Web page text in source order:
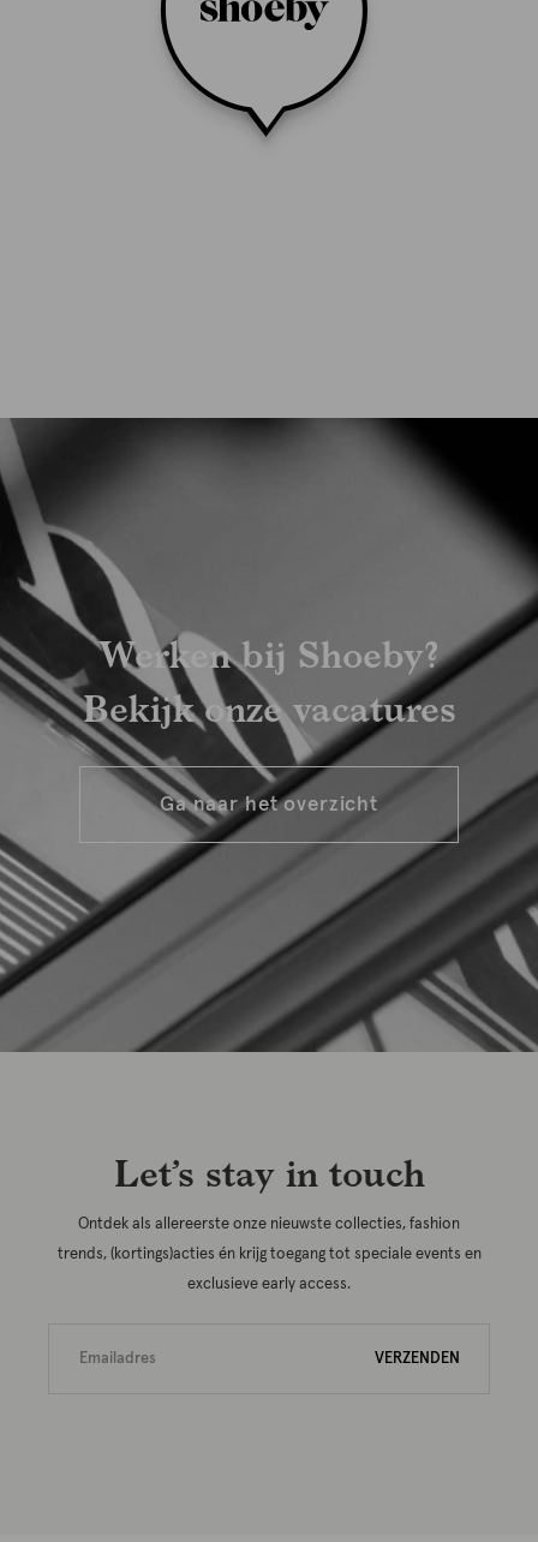
Werken bij Shoeby?
Bekijk onze vacatures
Ga naar het overzicht
Let’s stay in touch
Ontdek als allereerste onze nieuwste collecties, fashion
trends, (kortings)acties én krijg toegang tot speciale events en
exclusieve early access.
VERZENDEN